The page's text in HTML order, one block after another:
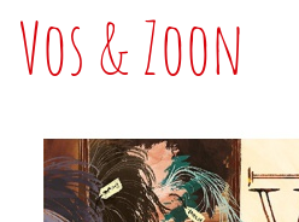
Vos & Zoon